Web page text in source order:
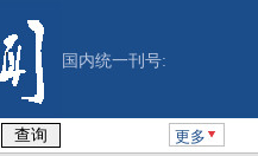
国内统一刊号:
更多